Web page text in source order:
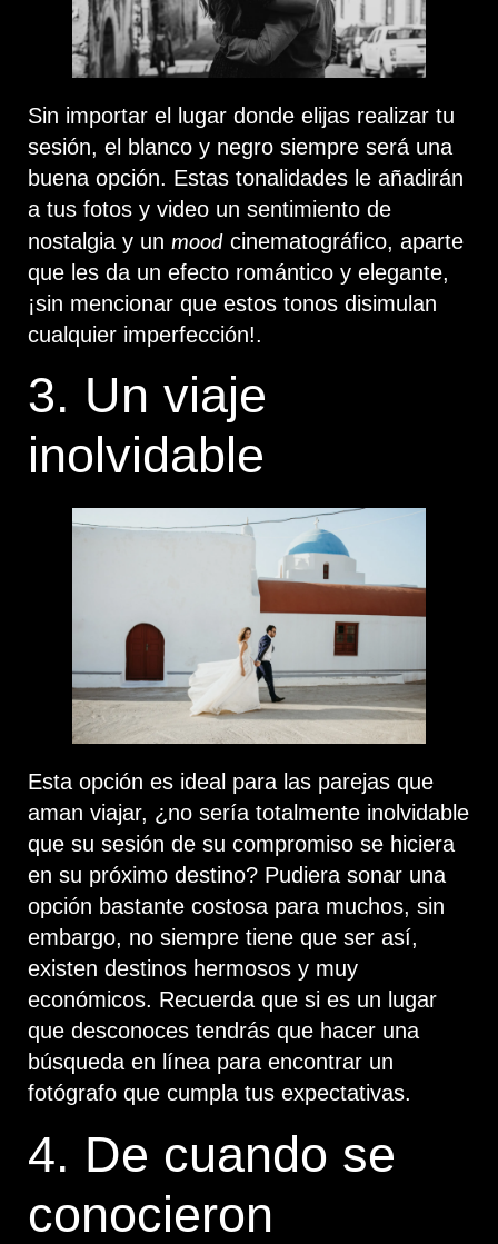
Sin importar el lugar donde elijas realizar tu
sesión, el blanco y negro siempre será una
buena opción. Estas tonalidades le añadirán
a tus fotos y video un sentimiento de
nostalgia y un mood cinematográfico, aparte
que les da un efecto romántico y elegante,
¡sin mencionar que estos tonos disimulan
cualquier imperfección!.
3. Un viaje
inolvidable
Esta opción es ideal para las parejas que
aman viajar, ¿no sería totalmente inolvidable
que su sesión de su compromiso se hiciera
en su próximo destino? Pudiera sonar una
opción bastante costosa para muchos, sin
embargo, no siempre tiene que ser así,
existen destinos hermosos y muy
económicos. Recuerda que si es un lugar
que desconoces tendrás que hacer una
búsqueda en línea para encontrar un
fotógrafo que cumpla tus expectativas.
4. De cuando se
conocieron